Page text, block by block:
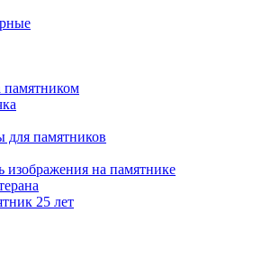
памятником
для памятников
изображения на памятнике
25 лет